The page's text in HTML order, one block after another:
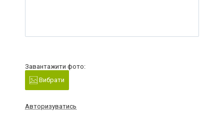
Завантажити фото:
Вибрати
Авторизуватись